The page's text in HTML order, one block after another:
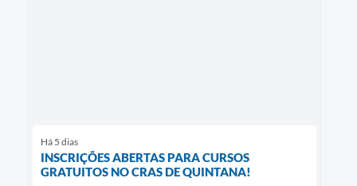
Há 5 dias
INSCRIÇÕES ABERTAS PARA CURSOS
GRATUITOS NO CRAS DE QUINTANA!